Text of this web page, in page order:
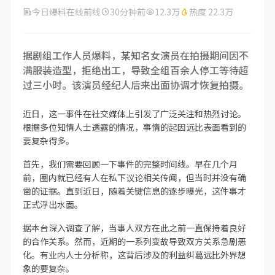
今日爆料在线前线 30分钟前 12.3万 热度 22.3万
据剧组工作人员爆料，某知名女演员在拍摄期间因不
满服装造型，拒绝出工，导致全组百余人停工等待超
过三小时。该演员经纪人后来出面协调才恢复拍摄。
近日，这一事件在社交媒体上引发了广泛关注和热烈讨论。
根据多位知情人士透露的情况，事情的起因远比表面看到的
要复杂得多。
首先，我们需要回顾一下事件的完整时间线。早在几个月
前，圈内就已经有人在私下议论相关传闻，但当时并没有确
凿的证据。直到近日，随着关键信息的逐步曝光，这件事才
正式浮出水面。
据本台深入调查了解，当事人双方在此之前一直保持着良好
的合作关系。然而，近期的一系列变故导致双方关系急剧恶
化。有业内人士分析称，这背后涉及的利益纠葛远比外界想
象的要复杂。